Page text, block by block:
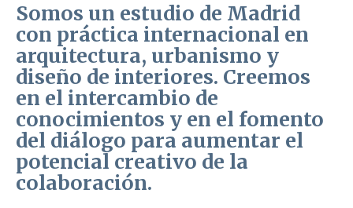
Somos un estudio de Madrid
con práctica internacional en
arquitectura, urbanismo y
diseño de interiores. Creemos
en el intercambio de
conocimientos y en el fomento
del diálogo para aumentar el
potencial creativo de la
colaboración.